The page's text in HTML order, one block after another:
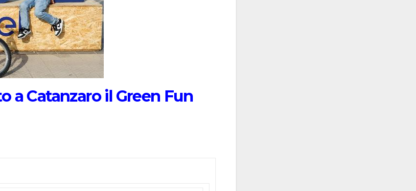
a Catanzaro il Green Fun